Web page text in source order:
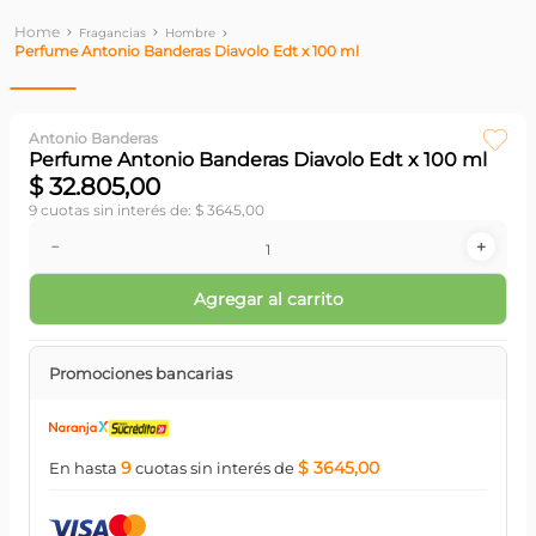
Fragancias Hombre
Perfume Antonio Banderas Diavolo Edt x 100 ml
Antonio Banderas
Perfume Antonio Banderas Diavolo Edt x 100 ml
$ 32.805,00
9 cuotas sin interés de: $ 3645,00
＋
－
Agregar al carrito
Promociones bancarias
En hasta 9cuotassin interésde$ 3645,00